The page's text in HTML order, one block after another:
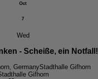
Oct
7
Wed
- Scheiße, ein Notfall!
GermanyStadthalle Gifhorn
Gifhorn